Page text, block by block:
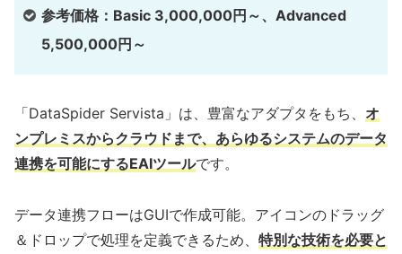
参考価格：Basic 3,000,000円～、Advanced
5,500,000円～
「DataSpider Servista」は、豊富なアダプタをもち、 オ
ンプレミスからクラウドまで、あらゆるシステムのデータ
連携を可能にするEAIツールです。
データ連携フローはGUIで作成可能。アイコンのドラッグ
＆ドロップで処理を定義できるため、 特別な技術を必要と